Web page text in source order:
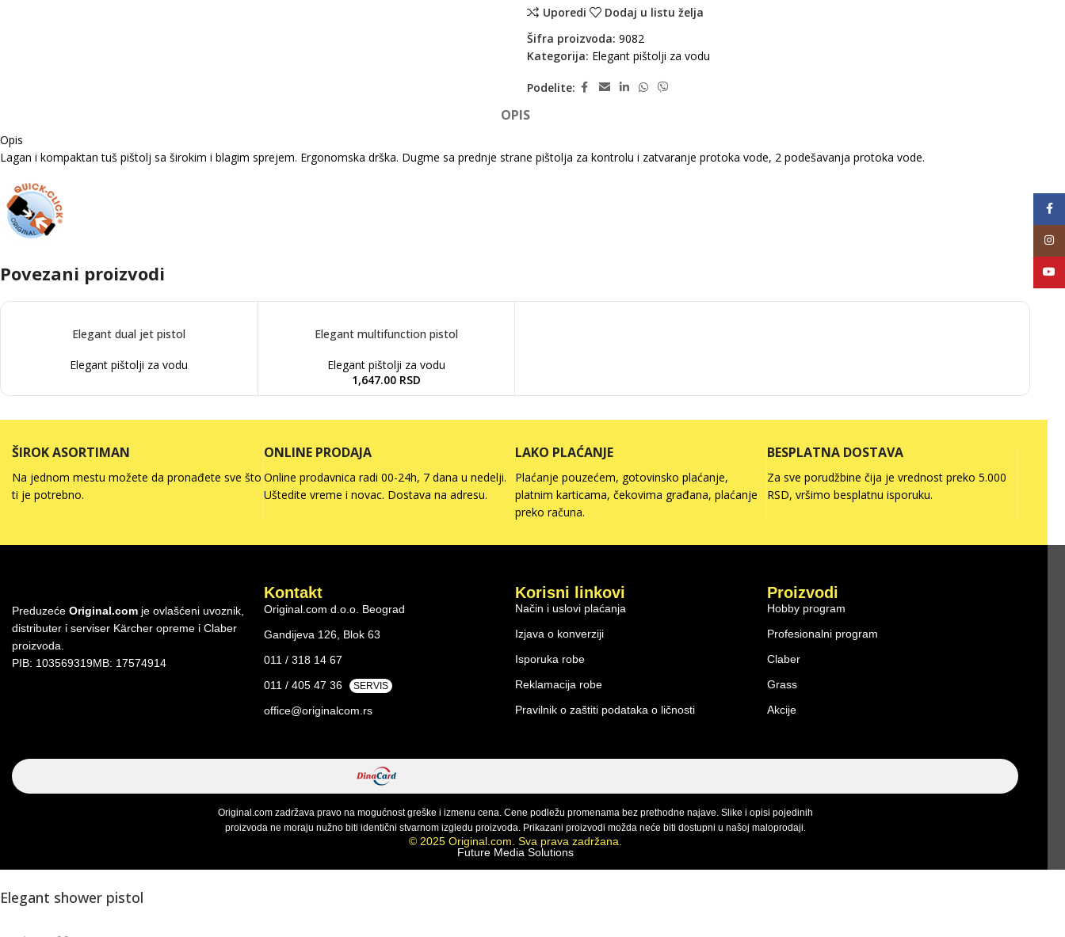
Uporedi
Dodaj u listu želja
Šifra proizvoda: 9082
Kategorija: Elegant pištolji za vodu
Podelite:
OPIS
Opis
Lagan i kompaktan tuš pištolj sa širokim i blagim sprejem. Ergonomska drška. Dugme sa prednje strane pištolja za kontrolu i zatvaranje protoka vode, 2 podešavanja protoka vode.
Povezani proizvodi
Elegant dual jet pistol
Elegant pištolji za vodu
Elegant multifunction pistol
Elegant pištolji za vodu
1,647.00 RSD
ŠIROK ASORTIMAN
Na jednom mestu možete da pronađete sve što
ti je potrebno.
ONLINE PRODAJA
Online prodavnica radi 00-24h, 7 dana u nedelji.
Uštedite vreme i novac. Dostava na adresu.
LAKO PLAĆANJE
Plaćanje pouzećem, gotovinsko plaćanje,
platnim karticama, čekovima građana, plaćanje
preko računa.
BESPLATNA DOSTAVA
Za sve porudžbine čija je vrednost preko 5.000
RSD, vršimo besplatnu isporuku.
Preduzeće Original.com je ovlašćeni uvoznik,
distributer i serviser Kärcher opreme i Claber
proizvoda.
PIB: 103569319MB: 17574914
Kontakt
Original.com d.o.o. Beograd
Gandijeva 126, Blok 63
011 / 318 14 67
011 / 405 47 36
SERVIS
office@originalcom.rs
Korisni linkovi
Način i uslovi plaćanja
Izjava o konverziji
Isporuka robe
Reklamacija robe
Pravilnik o zaštiti podataka o ličnosti
Proizvodi
Hobby program
Profesionalni program
Claber
Grass
Akcije
Original.com zadržava pravo na mogućnost greške i izmenu cena. Cene podležu promenama bez prethodne najave. Slike i opisi pojedinih
proizvoda ne moraju nužno biti identični stvarnom izgledu proizvoda. Prikazani proizvodi možda neće biti dostupni u našoj maloprodaji.
© 2025 Original.com. Sva prava zadržana.
Future Media Solutions
Elegant shower pistol